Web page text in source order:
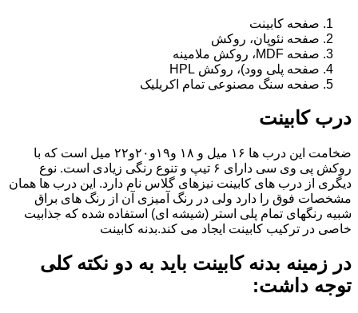
صفحه کابینت
صفحه نئوپان، روکش
صفحه MDF، روکش ملامینه
صفحه پلی وود)، روکش HPL
صفحه سنگ مصنوعی تمام اکریلیک
درب کابینت
ضخامت این درب ها ۱۶ میل و ۱۸ و١٩و٢٠و٢٢ میل است که با
روکش پی وی سی دارای ۶ تیپ و تنوع رنگی زیادی است. نوع
دیگری از درب های کابینت نیزهای گلاس نام دارد. این درب ها همان
مشخصات فوق را دارد ولی در رنگ آمیزی آن از رنگ های براق
شبیه رنگهای تمام پلی استر (شیشه ای) استفاده شده که جذابیت
خاصی در ترکیب کابینت ایجاد می کند.بدنه کابینت
در زمینه بدنه کابینت باید به دو نکته کلی
توجه داشت: